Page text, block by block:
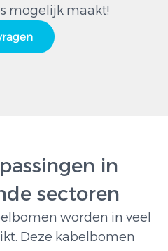
mogelijk maakt!
in
sectoren
worden in veel
Deze kabelbomen